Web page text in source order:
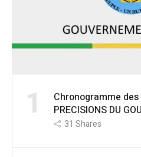
1
Chronogramme
PRECISIONS DU
31 Shares